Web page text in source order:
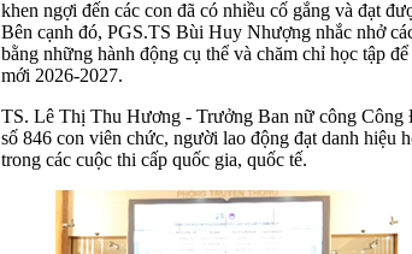
khen ngợi đến các con đã có nhiều cố gắng và đạt
Bên cạnh đó, PGS.TS Bùi Huy Nhượng nhắc nhở
bằng những hành động cụ thể và chăm chỉ học tập
mới 2026-2027.
TS. Lê Thị Thu Hương - Trưởng Ban nữ công
số 846 con viên chức, người lao động đạt danh hiệu
trong các cuộc thi cấp quốc gia, quốc tế.